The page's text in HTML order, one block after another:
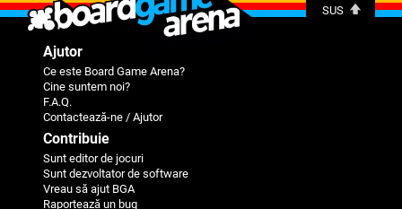
SUS
Ajutor
Ce este Board Game Arena?
Cine suntem noi?
F.A.Q.
Contactează-ne / Ajutor
Contribuie
Sunt editor de jocuri
Sunt dezvoltator de software
Vreau să ajut BGA
Raportează un bug